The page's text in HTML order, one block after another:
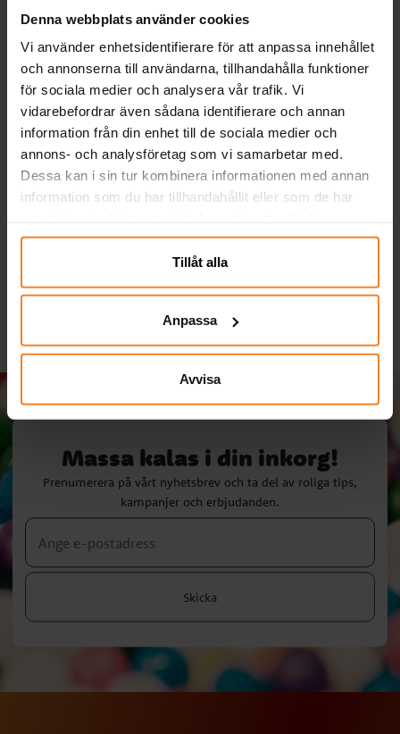
Denna webbplats använder cookies
Vi använder enhetsidentifierare för att anpassa innehållet
och annonserna till användarna, tillhandahålla funktioner
för sociala medier och analysera vår trafik. Vi
vidarebefordrar även sådana identifierare och annan
information från din enhet till de sociala medier och
annons- och analysföretag som vi samarbetar med.
Dessa kan i sin tur kombinera informationen med annan
information som du har tillhandahållit eller som de har
närsomhelst ändra ditt samtycke.
Tillåt alla
Anpassa
Avvisa
Dino Party Tallrikar 8-
pack
Pris:39,00 kr
39,00 kr
Disco - Servetter 10-
pack
Pris:29,00 kr
29,00 kr
Massa kalas i din inkorg!
Prenumerera på vårt nyhetsbrev och ta del av roliga tips,
kampanjer och erbjudanden.
Skicka